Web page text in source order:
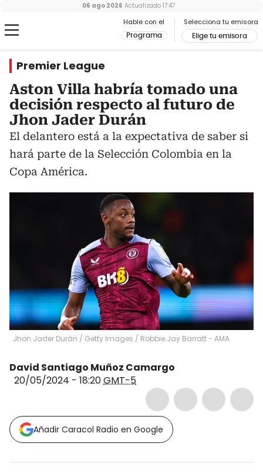
Hable con el
Programa
Selecciona tu emisora
Elige tu emisora
06 ago 2026 Actualizado 17:47
Premier League
Aston Villa habría tomado una
decisión respecto al futuro de
Jhon Jader Durán
El delantero está a la expectativa de saber si
hará parte de la Selección Colombia en la
Copa América.
Jhon Jader Durán / Getty Images / Robbie Jay Barratt - AMA
David Santiago Muñoz Camargo
20/05/2024 - 18:20GMT-5
Añadir Caracol Radio en Google